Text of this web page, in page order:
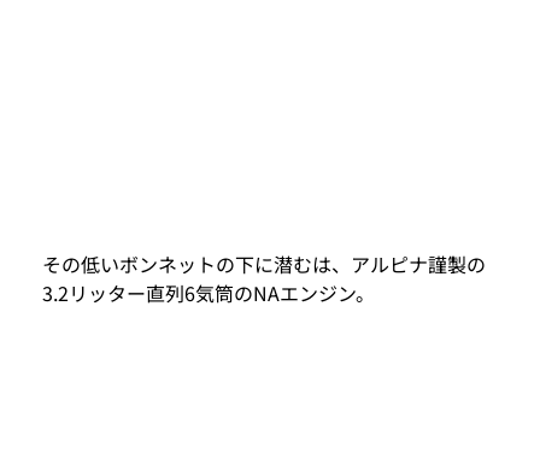
その低いボンネットの下に潜むは、アルピナ謹製の
3.2リッター直列6気筒のNAエンジン。